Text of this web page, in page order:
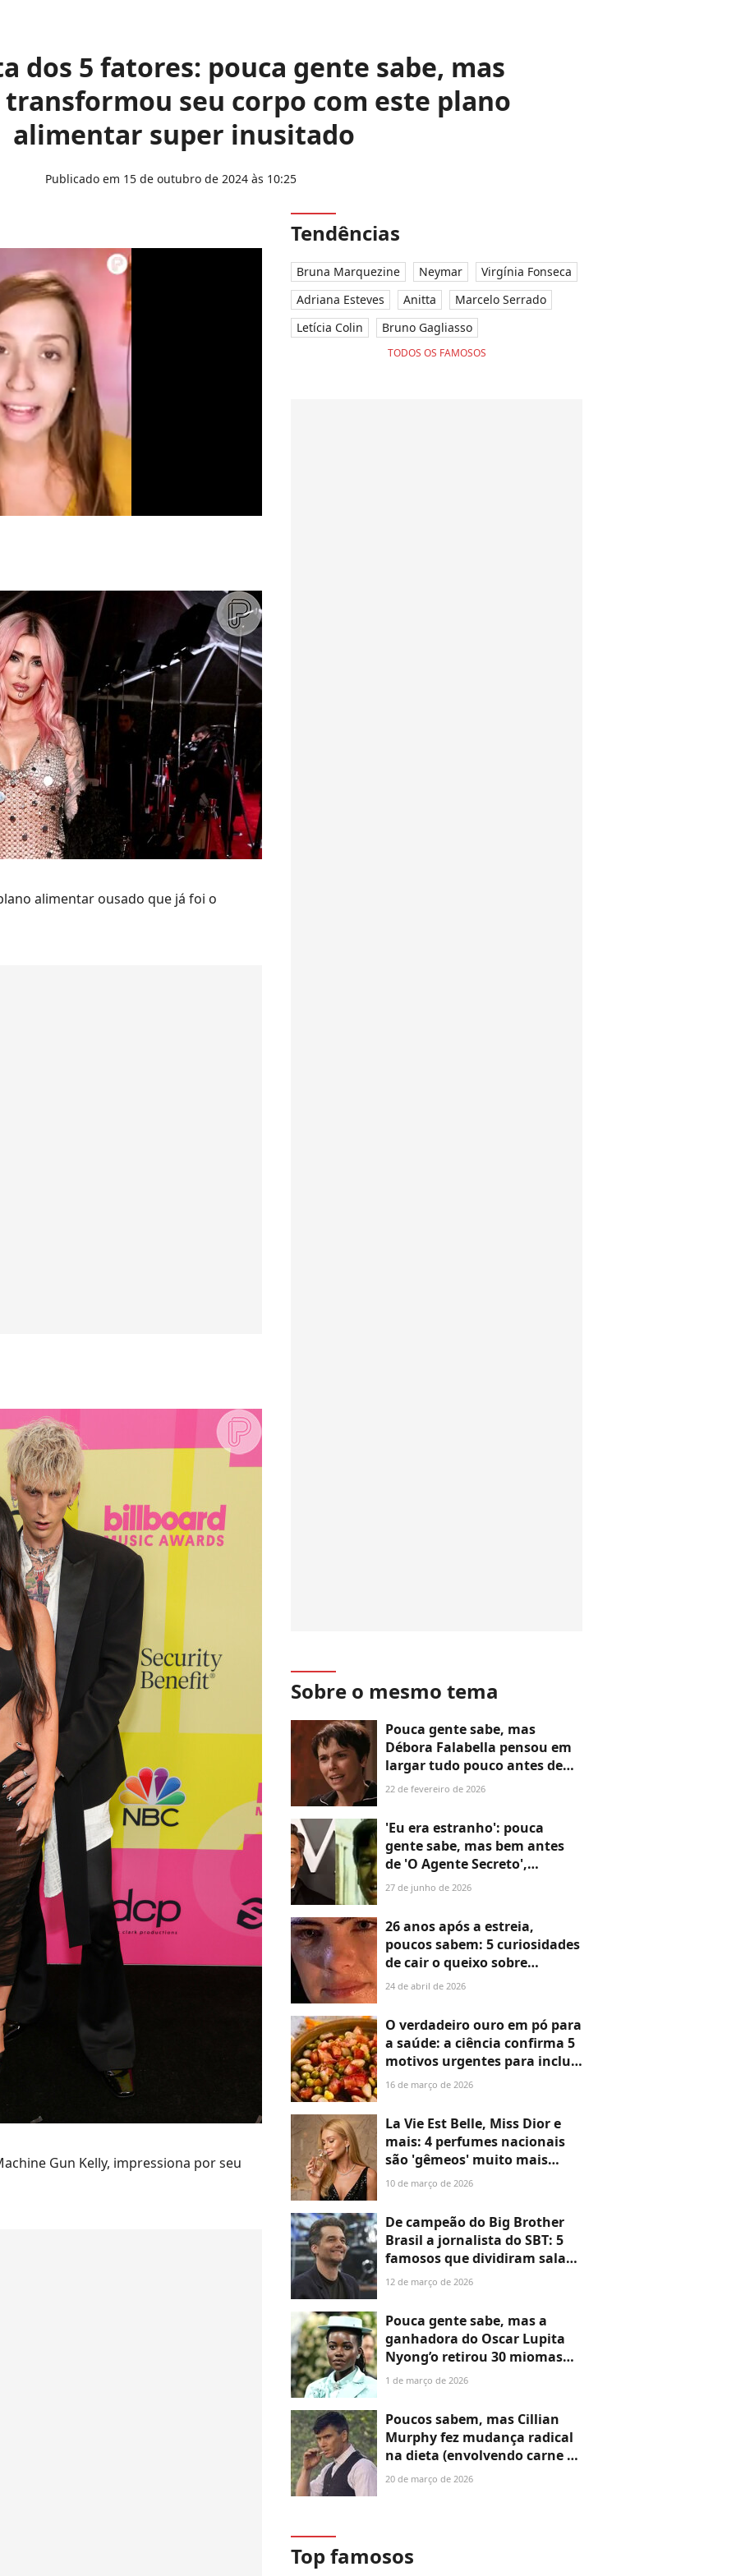
dos 5 fatores: pouca gente sabe, mas
transformou seu corpo com este plano
alimentar super inusitado
Publicado em 15 de outubro de 2024 às 10:25
alimentar ousado que já foi o
Gun Kelly, impressiona por seu
Tendências
Bruna Marquezine Neymar
Virgínia Fonseca
Adriana Esteves
Anitta
Marcelo Serrado
Letícia Colin
Bruno Gagliasso
TODOS OS FAMOSOS
Sobre o mesmo tema
Pouca gente sabe, mas
Débora Falabella pensou em
largar tudo pouco antes de
viver Nina em ‘Avenida Brasil’:
22 de fevereiro de 2026
'Eu era estranho': pouca
gente sabe, mas bem antes
de 'O Agente Secreto',
indicado ao Oscar, Wagner
inusitado na época da escola
27 de junho de 2026
26 anos após a estreia,
poucos sabem: 5 curiosidades
de cair o queixo sobre
bastidores de 'Terra Nostra'
marcante até hoje
24 de abril de 2026
O verdadeiro ouro em pó para
a saúde: a ciência confirma 5
motivos urgentes para incluir
fibras na dieta e blindar o
16 de março de 2026
La Vie Est Belle, Miss Dior e
mais: 4 perfumes nacionais
são 'gêmeos' muito mais
baratos de importados caros
10 de março de 2026
De campeão do Big Brother
Brasil a jornalista do SBT: 5
famosos que dividiram sala
de aula com Wagner Moura e
12 de março de 2026
Pouca gente sabe, mas a
ganhadora do Oscar Lupita
Nyong’o retirou 30 miomas
em uma única cirurgia;
mulheres
1 de março de 2026
Poucos sabem, mas Cillian
Murphy fez mudança radical
na dieta (envolvendo carne de
veado) para 'Peaky Blinders':
20 de março de 2026
Top famosos